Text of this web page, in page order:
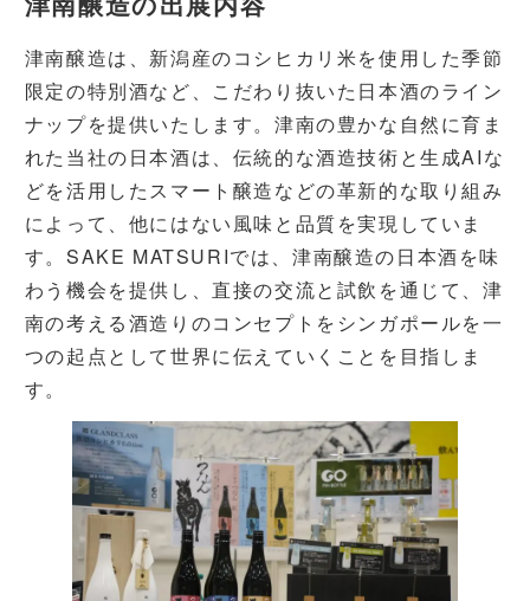
津南醸造は、新潟産のコシヒカリ米を使用した季節
限定の特別酒など、こだわり抜いた日本酒のライン
ナップを提供いたします。津南の豊かな自然に育ま
れた当社の日本酒は、伝統的な酒造技術と生成AIな
どを活用したスマート醸造などの革新的な取り組み
によって、他にはない風味と品質を実現していま
す。SAKE MATSURIでは、津南醸造の日本酒を味
わう機会を提供し、直接の交流と試飲を通じて、津
南の考える酒造りのコンセプトをシンガポールを一
つの起点として世界に伝えていくことを目指しま
す。